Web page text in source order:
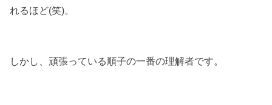
れるほど(笑)。
しかし、頑張っている順子の一番の理解者です。